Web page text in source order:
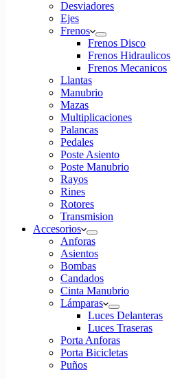
Desviadores
Ejes
Frenos
Frenos Disco
Frenos Hidraulicos
Frenos Mecanicos
Llantas
Manubrio
Mazas
Multiplicaciones
Palancas
Pedales
Poste Asiento
Poste Manubrio
Rayos
Rines
Rotores
Transmision
Accesorios
Anforas
Asientos
Bombas
Candados
Cinta Manubrio
Lámparas
Luces Delanteras
Luces Traseras
Porta Anforas
Porta Bicicletas
Puños